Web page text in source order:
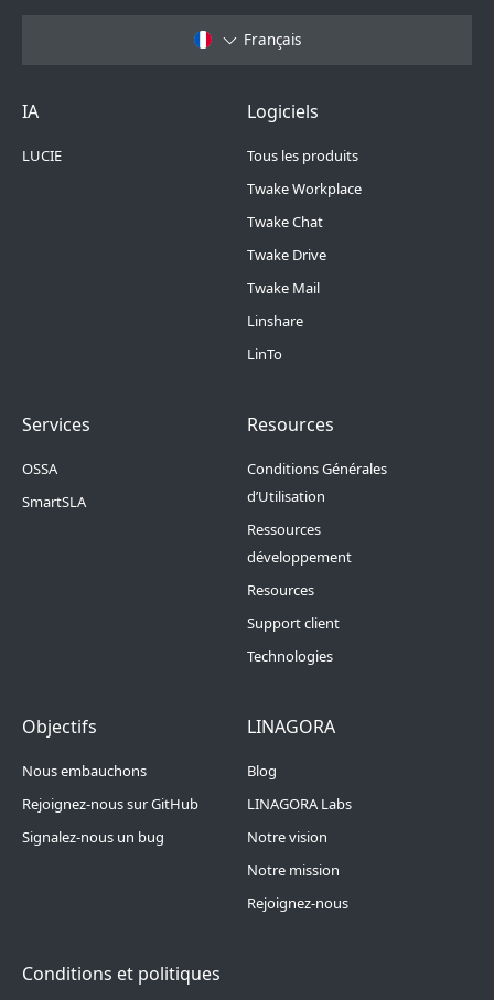
Français
Footer Menu 6
IA
LUCIE
Footer Menu 1
Logiciels
Tous les produits
Twake Workplace
Twake Chat
Twake Drive
Twake Mail
Linshare
LinTo
Footer Menu 2
Services
OSSA
SmartSLA
Footer Menu 3
Resources
Conditions Générales
d’Utilisation
Ressources
développement
Resources
Support client
Technologies
Footer Menu 4
Objectifs
Nous embauchons
Rejoignez-nous sur GitHub
Signalez-nous un bug
Footer Menu 5
LINAGORA
Blog
LINAGORA Labs
Notre vision
Notre mission
Rejoignez-nous
Conditions et politiques